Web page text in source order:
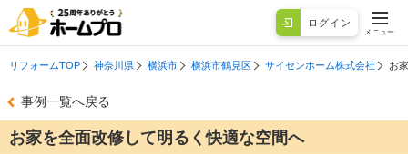
ログイン
メニュー
リフォームTOP 神奈川県 横浜市 横浜市鶴見区 サイセンホーム株式会社 お
事例一覧へ戻る
お家を全面改修して明るく快適な空間へ